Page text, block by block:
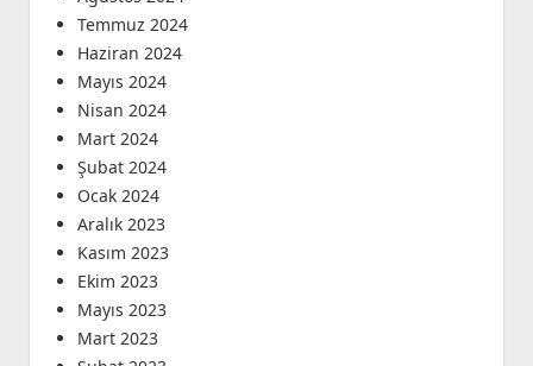
Temmuz 2024
Haziran 2024
Mayıs 2024
Nisan 2024
Mart 2024
Şubat 2024
Ocak 2024
Aralık 2023
Kasım 2023
Ekim 2023
Mayıs 2023
Mart 2023